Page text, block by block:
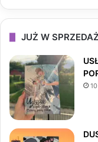
JUŻ W